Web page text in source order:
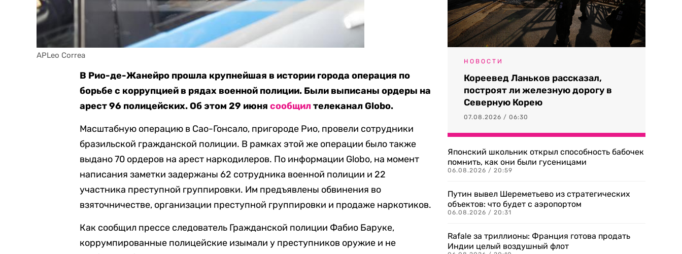
APLeo Correa
В Рио-де-Жанейро прошла крупнейшая в истории города операция по
борьбе с коррупцией в рядах военной полиции. Были выписаны ордеры на
арест 96 полицейских. Об этом 29 июнясообщилтелеканал Globo.
Масштабную операцию в Сао-Гонсало, пригороде Рио, провели сотрудники
бразильской гражданской полиции. В рамках этой же операции было также
выдано 70 ордеров на арест наркодилеров. По информации Globo, на момент
написания заметки задержаны 62 сотрудника военной полиции и 22
участника преступной группировки. Им предъявлены обвинения во
взяточничестве, организации преступной группировки и продаже наркотиков.
Как сообщил прессе следователь Гражданской полиции Фабио Баруке,
коррумпированные полицейские изымали у преступников оружие и не
НОВОСТИ
Кореевед Ланьков рассказал,
построят ли железную дорогу в
Северную Корею
07.08.2026 / 06:30
Японский школьник открыл способность бабочек
помнить, как они были гусеницами
06.08.2026 / 20:59
Путин вывел Шереметьево из стратегических
объектов: что будет с аэропортом
06.08.2026 / 20:31
Rafale за триллионы: Франция готова продать
Индии целый воздушный флот